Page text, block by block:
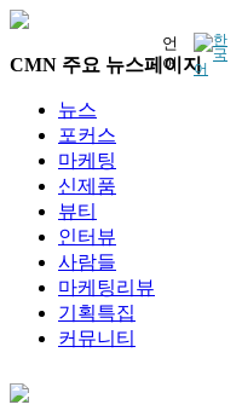
언
어
CMN 주요 뉴스페이지
뉴스
포커스
마케팅
신제품
뷰티
인터뷰
사람들
마케팅리뷰
기획특집
커뮤니티